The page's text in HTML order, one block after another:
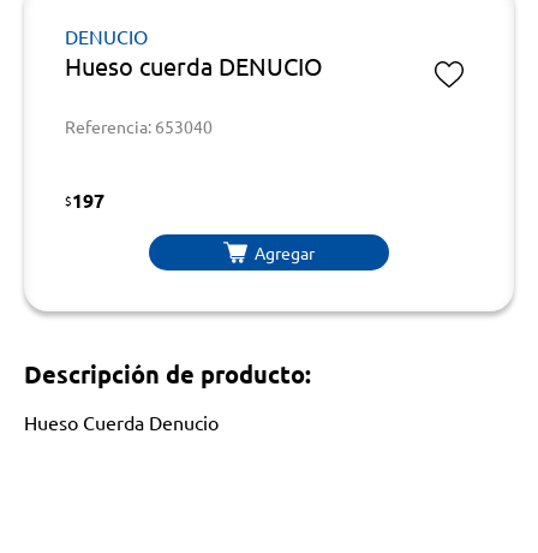
DENUCIO
Hueso cuerda DENUCIO
Referencia: 653040
$197
Agregar
Descripción de producto:
Hueso Cuerda Denucio